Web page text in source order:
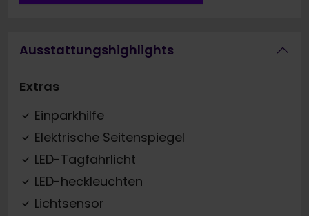
Ausstattungshighlights
Extras
Einparkhilfe
Elektrische Seitenspiegel
LED-Tagfahrlicht
LED-heckleuchten
Lichtsensor